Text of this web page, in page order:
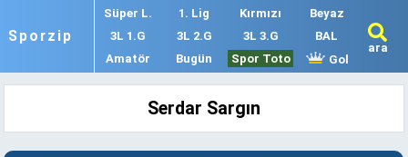
Sporzip
Süper L. 1. Lig Kırmızı
Beyaz
3L 1.G
3L 2.G 3L 3.G
BAL
Amatör
Bugün Spor Toto Gol
ara
Serdar Sargın